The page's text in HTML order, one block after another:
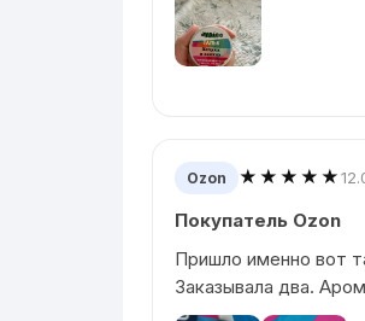
Ozon ★★★★★
Покупатель Ozon
Пришло именно вот
Заказывала два.